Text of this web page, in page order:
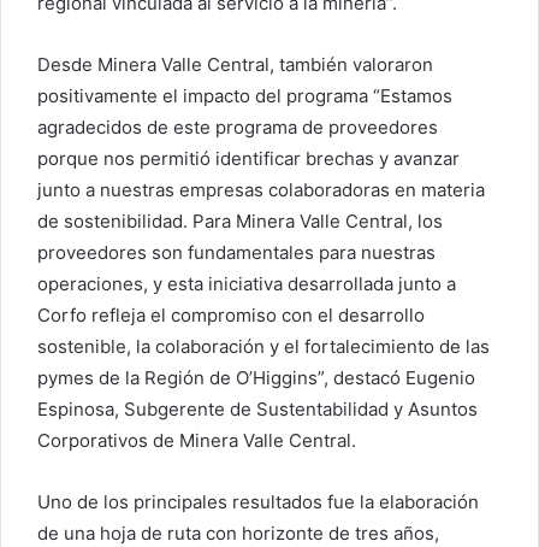
Desde Minera Valle Central, también valoraron
positivamente el impacto del programa “Estamos
agradecidos de este programa de proveedores
porque nos permitió identificar brechas y avanzar
junto a nuestras empresas colaboradoras en materia
de sostenibilidad. Para Minera Valle Central, los
proveedores son fundamentales para nuestras
operaciones, y esta iniciativa desarrollada junto a
Corfo refleja el compromiso con el desarrollo
sostenible, la colaboración y el fortalecimiento de las
pymes de la Región de O’Higgins”, destacó Eugenio
Espinosa, Subgerente de Sustentabilidad y Asuntos
Corporativos de Minera Valle Central.
Uno de los principales resultados fue la elaboración
de una hoja de ruta con horizonte de tres años,